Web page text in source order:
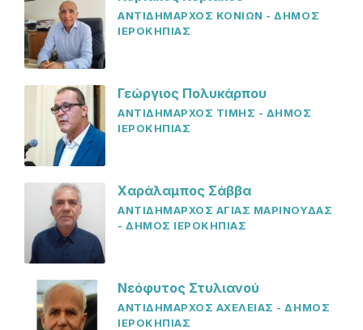
ΑΝΤΙΔΗΜΑΡΧΟΣ ΚΟΝΙΩΝ - ΔΗΜΟΣ
ΙΕΡΟΚΗΠΙΑΣ
Γεώργιος Πολυκάρπου
ΑΝΤΙΔΗΜΑΡΧΟΣ ΤΙΜΗΣ - ΔΗΜΟΣ
ΙΕΡΟΚΗΠΙΑΣ
Χαράλαμπος Σάββα
ΑΝΤΙΔΗΜΑΡΧΟΣ ΑΓΙΑΣ ΜΑΡΙΝΟΥΔΑΣ
- ΔΗΜΟΣ ΙΕΡΟΚΗΠΙΑΣ
Νεόφυτος Στυλιανού
ΑΝΤΙΔΗΜΑΡΧΟΣ ΑΧΕΛΕΙΑΣ - ΔΗΜΟΣ
ΙΕΡΟΚΗΠΙΑΣ